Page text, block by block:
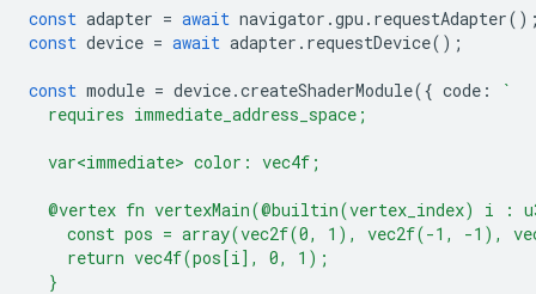
const adapter = await navigator .gpu . requestAdapter
const device = await adapter . requestDevice();
const module = device.createShaderModule({ code :
`
  requires immediate_address_space;
  var<immediate> color: vec4f;
@vertex fn vertexMain(@builtin(vertex_index) i :
const pos = array(vec2f(0, 1), vec2f(-1, -1),
    return vec4f(pos[i], 0, 1);
  }